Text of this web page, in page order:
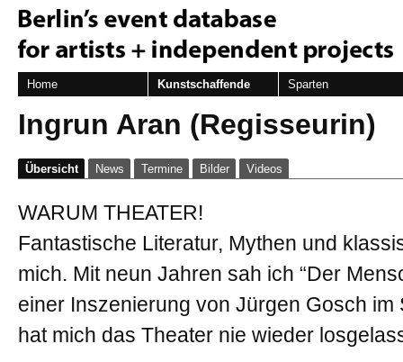
Home Kunstschaffende Sparten
Ingrun Aran (Regisseurin)
Übersicht News Termine Bilder Videos
WARUM THEATER!
Fantastische Literatur, Mythen und
mich. Mit neun Jahren sah ich “Der
einer Inszenierung von Jürgen Gosch im
hat mich das Theater nie wieder